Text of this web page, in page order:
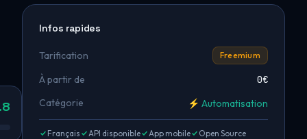
Infos rapides
Tarification Freemium
À partir de
0€
Catégorie
⚡ Automatisation
Français API disponible App mobile Open Source